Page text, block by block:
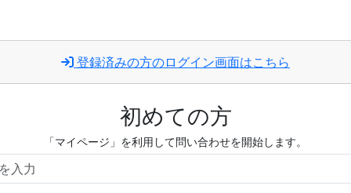
登録済みの方のログイン画面はこちら
初めての方
「マイページ」を利用して問い合わせを開始します。